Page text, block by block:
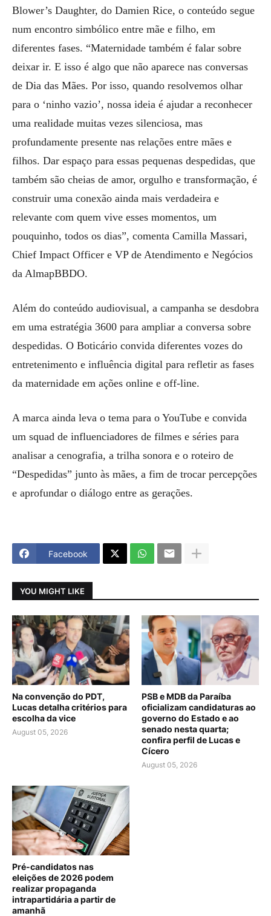
Blower’s Daughter, do Damien Rice, o conteúdo segue
num encontro simbólico entre mãe e filho, em
diferentes fases. “Maternidade também é falar sobre
deixar ir. E isso é algo que não aparece nas conversas
de Dia das Mães. Por isso, quando resolvemos olhar
para o ‘ninho vazio’, nossa ideia é ajudar a reconhecer
uma realidade muitas vezes silenciosa, mas
profundamente presente nas relações entre mães e
filhos. Dar espaço para essas pequenas despedidas, que
também são cheias de amor, orgulho e transformação, é
construir uma conexão ainda mais verdadeira e
relevante com quem vive esses momentos, um
pouquinho, todos os dias”, comenta Camilla Massari,
Chief Impact Officer e VP de Atendimento e Negócios
da AlmapBBDO.
Além do conteúdo audiovisual, a campanha se desdobra
em uma estratégia 3600 para ampliar a conversa sobre
despedidas. O Boticário convida diferentes vozes do
entretenimento e influência digital para refletir as fases
da maternidade em ações online e off-line.
A marca ainda leva o tema para o YouTube e convida
um squad de influenciadores de filmes e séries para
analisar a cenografia, a trilha sonora e o roteiro de
“Despedidas” junto às mães, a fim de trocar percepções
e aprofundar o diálogo entre as gerações.
Facebook
YOU MIGHT LIKE
Na convenção do PDT,
Lucas detalha critérios para
escolha da vice
August 05, 2026
PSB e MDB da Paraíba
oficializam candidaturas ao
governo do Estado e ao
senado nesta quarta;
confira perfil de Lucas e
Cícero
August 05, 2026
Pré-candidatos nas
eleições de 2026 podem
realizar propaganda
intrapartidária a partir de
amanhã